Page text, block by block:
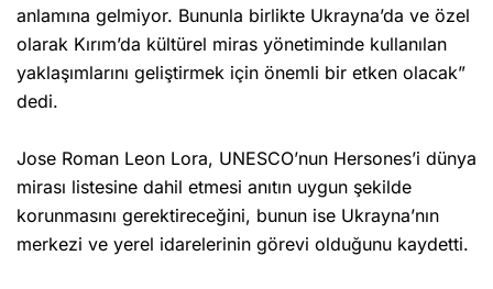
anlamına gelmiyor. Bununla birlikte Ukrayna’da ve özel
olarak Kırım’da kültürel miras yönetiminde kullanılan
yaklaşımlarını geliştirmek için önemli bir etken olacak”
dedi.
Jose Roman Leon Lora, UNESCO’nun Hersones’i dünya
mirası listesine dahil etmesi anıtın uygun şekilde
korunmasını gerektireceğini, bunun ise Ukrayna’nın
merkezi ve yerel idarelerinin görevi olduğunu kaydetti.